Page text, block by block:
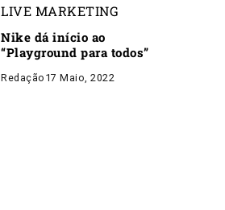
LIVE MARKETING
Nike dá início ao
“Playground para todos”
Redação 17 Maio, 2022